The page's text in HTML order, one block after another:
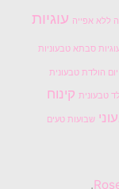
ללא אפייה עוגיות
סבתא טבעוניות
הולדת טבעונית
טבעונית קינוח
שבועות טעים
.